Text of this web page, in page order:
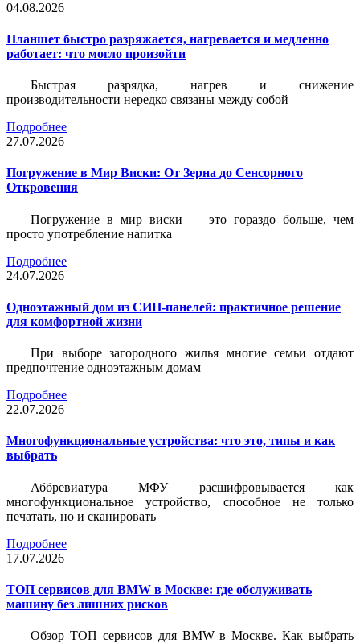
04.08.2026
Планшет быстро разряжается, нагревается и медленно
работает: что могло произойти
Быстрая разрядка, нагрев и снижение
производительности нередко связаны между собой
Подробнее
27.07.2026
Погружение в Мир Виски: От Зерна до Сенсорного
Откровения
Погружение в мир виски — это гораздо больше, чем
просто употребление напитка
Подробнее
24.07.2026
Одноэтажный дом из СИП-панелей: практичное решение
для комфортной жизни
При выборе загородного жилья многие семьи отдают
предпочтение одноэтажным домам
Подробнее
22.07.2026
Многофункциональные устройства: что это, типы и как
выбрать
Аббревиатура МФУ расшифровывается как
многофункциональное устройство, способное не только
печатать, но и сканировать
Подробнее
17.07.2026
ТОП сервисов для BMW в Москве: где обслуживать
машину без лишних рисков
Обзор ТОП сервисов для BMW в Москве. Как выбрать